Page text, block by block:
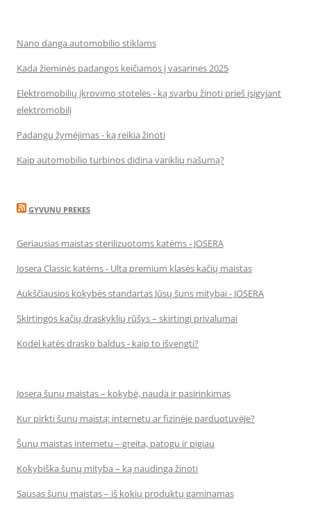
Nano danga automobilio stiklams
Kada žieminės padangos keičiamos į vasarines 2025
Elektromobilių įkrovimo stotelės - ką svarbu žinoti prieš įsigyjant
elektromobilį
Padangų žymėjimas - ką reikia žinoti
Kaip automobilio turbinos didina variklių našumą?
GYVUNU PREKES
Geriausias maistas sterilizuotoms katėms - JOSERA
Josera Classic katėms - Ulta premium klasės kačių maistas
Aukščiausios kokybės standartas Jūsų šuns mitybai - JOSERA
Skirtingos kačių draskyklių rūšys – skirtingi privalumai
Kodėl katės drasko baldus - kaip to išvengti?
Josera šunų maistas – kokybė, nauda ir pasirinkimas
Kur pirkti šunų maistą: internetu ar fizinėje parduotuvėje?
Šunų maistas internetu – greita, patogu ir pigiau
Kokybiška šunų mityba – ką naudinga žinoti
Sausas šunų maistas – iš kokių produktų gaminamas